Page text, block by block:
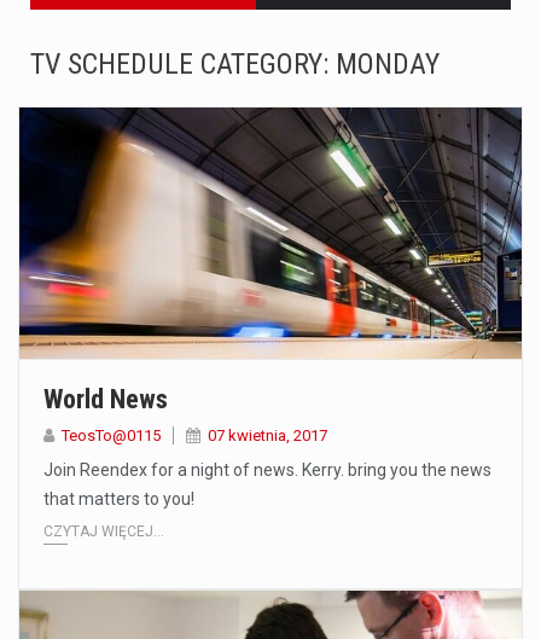
Co to jest cyberbezpieczeństwo w sieci? Cyberbezpieczeństwo w Internecie stanowi istotny element ochrony systemów informacyjnych. Jego zasadniczym celem jest zabezpieczenie przed różnorodnymi cyberzagrożeniami oraz ryzykiem,…
Czym były starożytne igrzyska olimpijskie w Grecji? Starożytne igrzyska olimpijskie odgrywały kluczową rolę w dziejach Grecji. Co cztery lata, w pięknej Olimpii, odbywały się te…
Co to jest globalne ocieplenie? Globalne ocieplenie to proces, który trwa od dłuższego czasu i prowadzi do podnoszenia się średnich temperatur zarówno na naszej planecie,…
Co to jest NATO? NATO, czyli Organizacja Traktatu Północnoatlantyckiego, to międzynarodowy sojusz wojskowy, który powstał 4 kwietnia 1949 roku. Jego głównym celem jest zapewnienie wolności…
TV SCHEDULE CATEGORY: MONDAY
World News
TeosTo@0115 07 kwietnia, 2017
Join Reendex for a night of news. Kerry. bring you the news
that matters to you!
CZYTAJ WIĘCEJ...